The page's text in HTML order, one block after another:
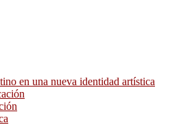
en una nueva identidad artística